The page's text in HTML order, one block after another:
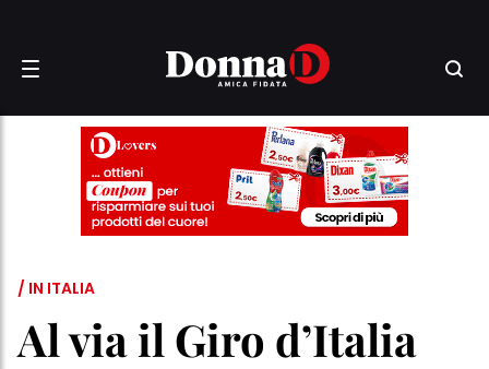
/ IN ITALIA
Al via il Giro d’Italia